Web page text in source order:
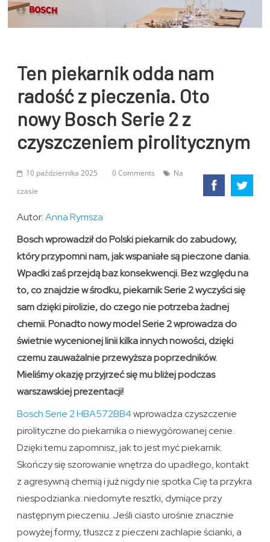
Ten piekarnik odda nam
radość z pieczenia. Oto
nowy Bosch Serie 2 z
czyszczeniem pirolitycznym
10 października 2025 0 Comments
Na
czasie
Autor:Anna Rymsza
Bosch wprowadził do Polski piekarnik do zabudowy,
który przypomni nam, jak wspaniałe są pieczone dania.
Wpadki zaś przejdą baz konsekwencji. Bez względu na
to, co znajdzie w środku, piekarnik Serie 2 wyczyści się
sam dzięki pirolizie, do czego nie potrzeba żadnej
chemii. Ponadto nowy model Serie 2 wprowadza do
świetnie wycenionej linii kilka innych nowości, dzięki
czemu zauważalnie przewyższa poprzedników.
Mieliśmy okazję przyjrzeć się mu bliżej podczas
warszawskiej prezentacji!
Bosch Serie 2 HBA572BB4wprowadza czyszczenie
pirolityczne do piekarnika o niewygórowanej cenie.
Dzięki temu zapomnisz, jak to jest myć piekarnik.
Skończy się szorowanie wnętrza do upadłego, kontakt
z agresywną chemią i już nigdy nie spotka Cię ta przykra
niespodzianka: niedomyte resztki, dymiące przy
następnym pieczeniu. Jeśli ciasto urośnie znacznie
powyżej formy, tłuszcz z pieczeni zachlapie ścianki, a